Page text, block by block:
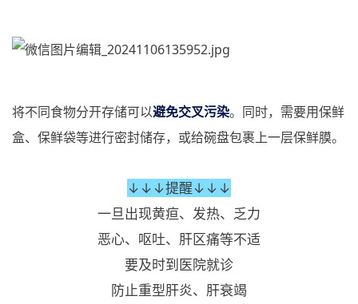
将不同食物分开存储可以避免交叉污染。同时，需要用保鲜
盒、保鲜袋等进行密封储存，或给碗盘包裹上一层保鲜膜。
↓↓↓提醒↓↓↓
一旦出现黄疸、发热、乏力
恶心、呕吐、肝区痛等不适
要及时到医院就诊
防止重型肝炎、肝衰竭